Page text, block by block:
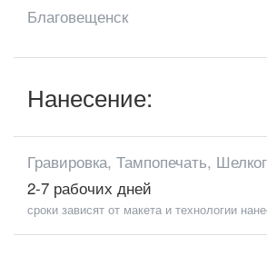
Благовещенск
Нанесение:
Гравировка, Тампопечать,
2-7 рабочих дней
сроки зависят от макета и технологии